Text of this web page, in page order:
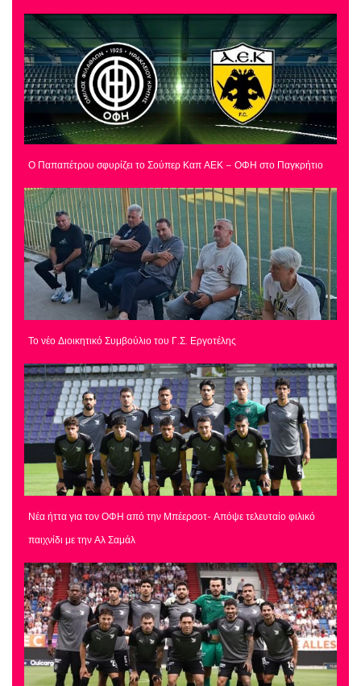
Ο Παπαπέτρου σφυρίζει το Σούπερ Καπ ΑΕΚ – ΟΦΗ στο Παγκρήτιο
Το νέο Διοικητικό Συμβούλιο του Γ.Σ. Εργοτέλης
Νέα ήττα για τον ΟΦΗ από την Μπέερσοτ- Απόψε τελευταίο φιλικό
παιχνίδι με την Αλ Σαμάλ